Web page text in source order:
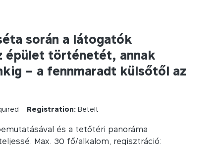
során a látogatók
épület történetét, annak
– a fennmaradt külsőtől az
Registration: Betelt
és a tetőtéri panoráma
Max. 30 fő/alkalom, regisztráció: